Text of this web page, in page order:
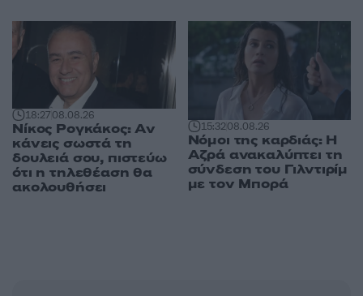
18:2708.08.26
Νίκος Ρογκάκος: Αν
κάνεις σωστά τη
δουλειά σου, πιστεύω
ότι η τηλεθέαση θα
ακολουθήσει
15:3208.08.26
Νόμοι της καρδιάς: Η
Αζρά ανακαλύπτει τη
σύνδεση του Γιλντιρίμ
με τον Μπορά